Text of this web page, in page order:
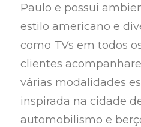
Paulo e possui
estilo americano e
como TVs em todos
clientes
várias modalidades
inspirada na cidade
automobilismo e